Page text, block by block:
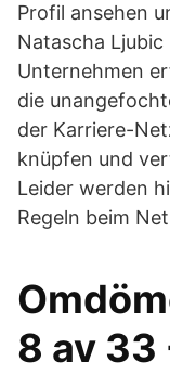
Profil ansehen
Natascha
Unternehmen
die
der Karriere-
knüpfen und
Leider werden
Regeln beim
8 av